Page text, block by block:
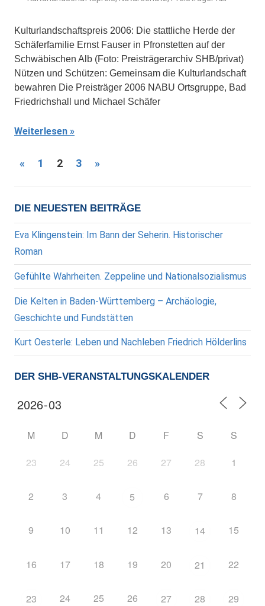
Kulturlandschaftspreis 2006: Die stattliche Herde der
Schäferfamilie Ernst Fauser in Pfronstetten auf der
Schwäbischen Alb (Foto: Preisträgerarchiv SHB/privat)
Nützen und Schützen: Gemeinsam die Kulturlandschaft
bewahren Die Preisträger 2006 NABU Ortsgruppe, Bad
Friedrichshall und Michael Schäfer
Weiterlesen
Seitennummerierung
der
Beiträge
« Vorherige
1 2 3
Nächste
»
DIE NEUESTEN BEITRÄGE
Eva Klingenstein: Im Bann der Seherin. Historischer
Roman
Gefühlte Wahrheiten. Zeppeline und Nationalsozialismus
Die Kelten in Baden-Württemberg – Archäologie,
Geschichte und Fundstätten
Kurt Oesterle: Leben und Nachleben Friedrich Hölderlins
DER SHB-VERANSTALTUNGSKALENDER
M D M D F S S
23 24 25 26 27 28 1
2 3 4 5 6 7 8
9 10 11 12 13 14 15
16 17 18 19 20 21 22
23 24 25 26 27 28 29